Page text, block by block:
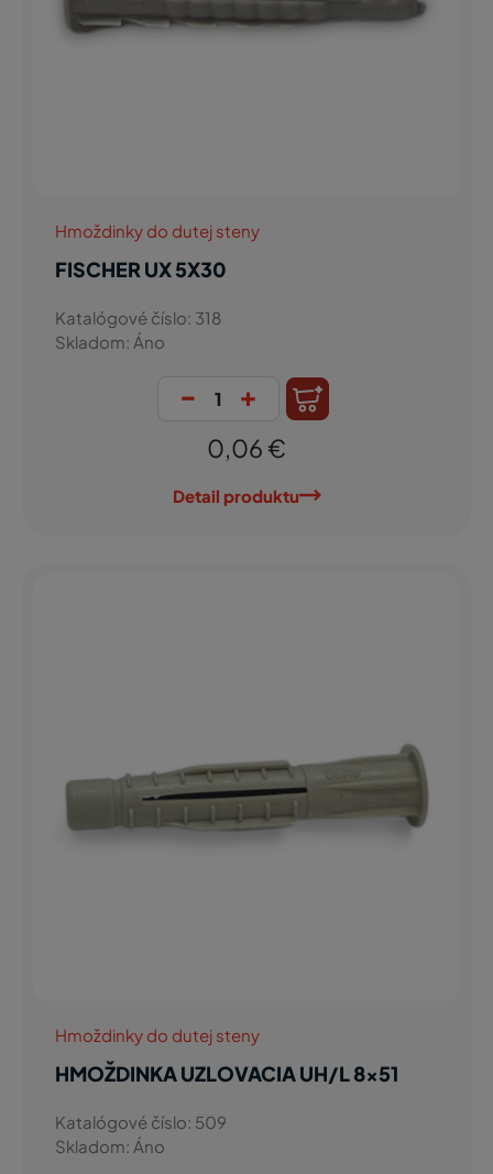
Hmoždinky do dutej steny
FISCHER UX 5X30
Katalógové číslo: 318
Skladom: Áno
- +
0,06 €
Detail produktu
Hmoždinky do dutej steny
HMOŽDINKA UZLOVACIA UH/L 8x51
Katalógové číslo: 509
Skladom: Áno